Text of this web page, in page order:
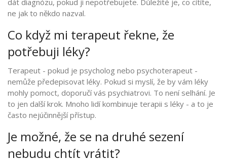
ne jak to někdo nazval.
Co když mi terapeut řekne, že
potřebuji léky?
Terapeut - pokud je psycholog nebo psychoterapeut -
nemůže předepisovat léky. Pokud si myslí, že by vám léky
mohly pomoct, doporučí vás psychiatrovi. To není selhání. Je
to jen další krok. Mnoho lidí kombinuje terapii s léky - a to je
často nejúčinnější přístup.
Je možné, že se na druhé sezení
nebudu chtít vrátit?